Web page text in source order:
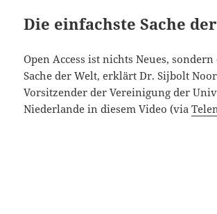
Die einfachste Sache
Open Access ist nichts Neues,
Sache der Welt, erklärt Dr. Sijbolt
Vorsitzender der Vereinigung der
Niederlande in diesem Video (via